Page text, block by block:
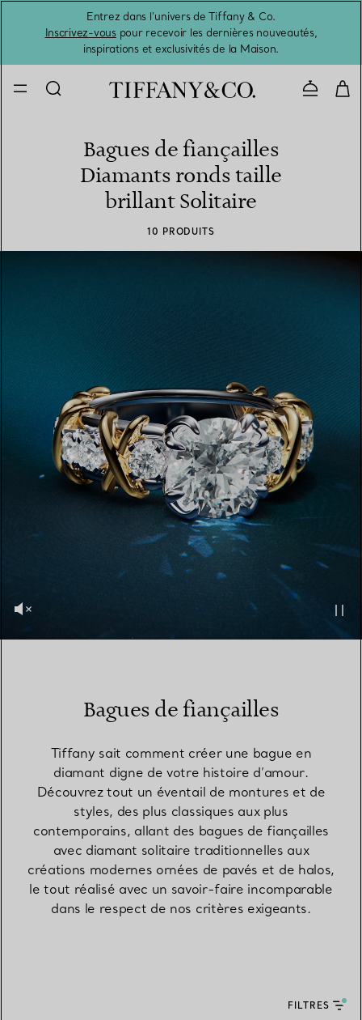
Entrez dans l’univers de Tiffany & Co.
Inscrivez-vouspour recevoir les dernières nouveautés,
inspirations et exclusivités de la Maison.
Bagues de fiançailles
Diamants ronds taille
brillant Solitaire
10 PRODUITS
Bagues de fiançailles
Tiffany sait comment créer une bague en
diamant digne de votre histoire d’amour.
Découvrez tout un éventail de montures et de
styles, des plus classiques aux plus
contemporains, allant des bagues de fiançailles
avec diamant solitaire traditionnelles aux
créations modernes ornées de pavés et de halos,
le tout réalisé avec un savoir-faire incomparable
dans le respect de nos critères exigeants.
FILTRES